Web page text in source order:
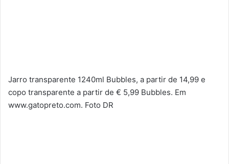
Jarro transparente 1240ml Bubbles, a partir de 14,99 e
copo transparente a partir de € 5,99 Bubbles. Em
www.gatopreto.com. Foto DR